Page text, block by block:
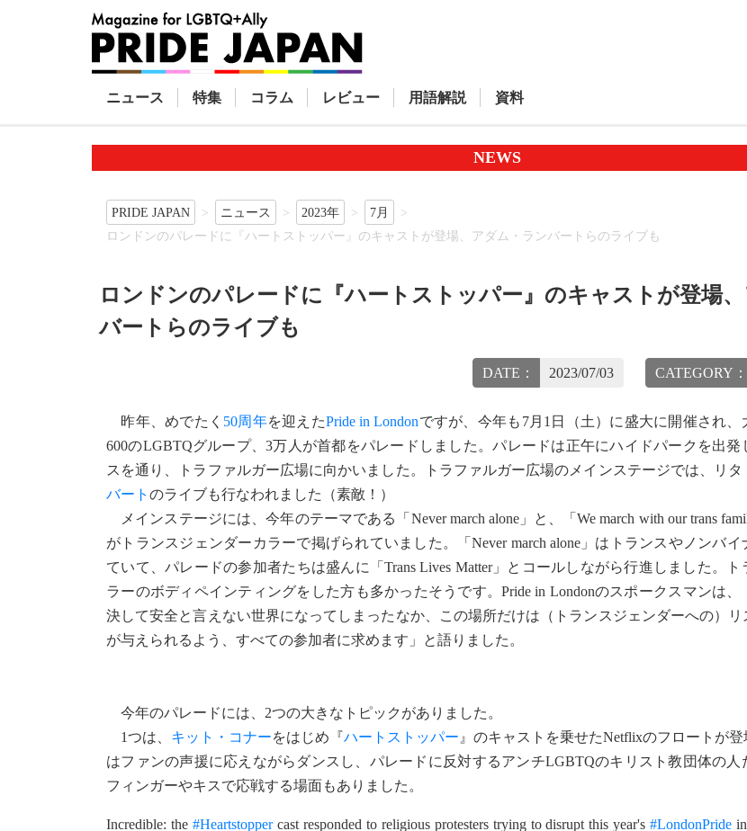
ニュース 特集 コラム レビュー 用語解説 資料
NEWS
PRIDE JAPAN ニュース 2023年
7月
ロンドンのパレードに『ハートストッパー』のキャストが登場、アダム・ランバートらのライブも
ロンドンのパレードに『ハートストッパー』のキャストが登場
バートらのライブも
DATE： 2023/07/03 CATEGORY：
昨年、めでたく 50周年を迎えたPride in Londonですが、今年も7月1日（土）に盛大に開催され、
600のLGBTQグループ、3万人が首都をパレードしました。パレードは正午にハイドパークを出発
スを通り、トラファルガー広場に向かいました。トラファルガー広場のメインステージでは、リタ
バート のライブも行なわれました（素敵！）
メインステージには、今年のテーマである「Never march alone」と、「We march with our trans
がトランスジェンダーカラーで掲げられていました。「Never march alone」はトランスやノンバ
ていて、パレードの参加者たちは盛んに「Trans Lives Matter」とコールしながら行進しました。
ラーのボディペインティングをした方も多かったそうです。Pride in Londonのスポークスマンは、
決して安全と言えない世界になってしまったなか、この場所だけは（トランスジェンダーへの）
が与えられるよう、すべての参加者に求めます」と語りました。
今年のパレードには、2つの大きなトピックがありました。
1つは、 キット・コナーをはじめ『ハートストッパー 』のキャストを乗せたNetflixのフロートが
はファンの声援に応えながらダンスし、パレードに反対するアンチLGBTQのキリスト教団体の
フィンガーやキスで応戦する場面もありました。
Incredible: the #Heartstoppercast responded to religious protesters trying to disrupt this year's#LondonPride